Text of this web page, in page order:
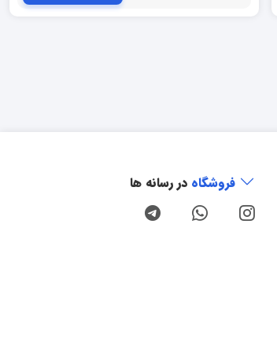
فروشگاه در رسانه ها